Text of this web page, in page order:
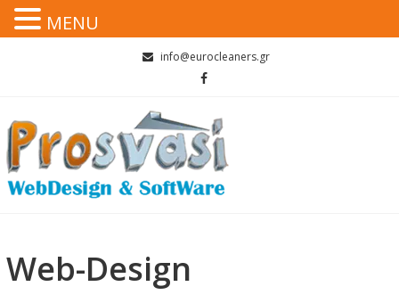
info@eurocleaners.gr
Web-Design
MENU